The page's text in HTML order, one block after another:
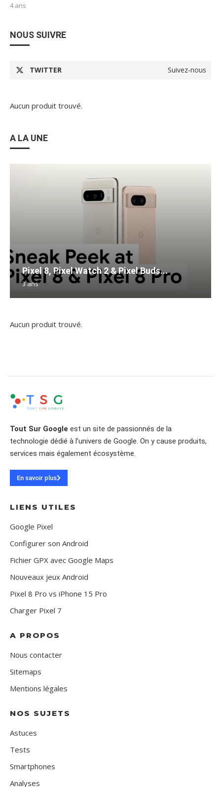
4 ans
NOUS SUIVRE
TWITTER Suivez-nous
Aucun produit trouvé.
A LA UNE
Pixel 8, Pixel Watch 2 & Pixel Buds...
3 ans
Aucun produit trouvé.
Tout Sur Google est un site de passionnés de la
technologie dédié à l’univers de Google. On y cause produits,
services mais également écosystème.
En savoir plus
LIENS UTILES
Google Pixel
Configurer son Android
Fichier GPX avec Google Maps
Nouveaux jeux Android
Pixel 8 Pro vs iPhone 15 Pro
Charger Pixel 7
A PROPOS
Nous contacter
Sitemaps
Mentions légales
NOS SUJETS
Astuces
Tests
Smartphones
Analyses